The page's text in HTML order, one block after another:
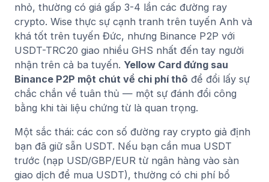
nhỏ, thường có giá gấp 3-4 lần các đường ray
crypto. Wise thực sự cạnh tranh trên tuyến Anh và
khá tốt trên tuyến Đức, nhưng Binance P2P với
USDT-TRC20 giao nhiều GHS nhất đến tay người
nhận trên cả ba tuyến. Yellow Card đứng sau
Binance P2P một chút về chi phí thô để đổi lấy sự
chắc chắn về tuân thủ — một sự đánh đổi công
bằng khi tài liệu chứng từ là quan trọng.
Một sắc thái: các con số đường ray crypto giả định
bạn đã giữ sẵn USDT. Nếu bạn cần mua USDT
trước (nạp USD/GBP/EUR từ ngân hàng vào sàn
giao dịch để mua USDT), thường có chi phí bổ